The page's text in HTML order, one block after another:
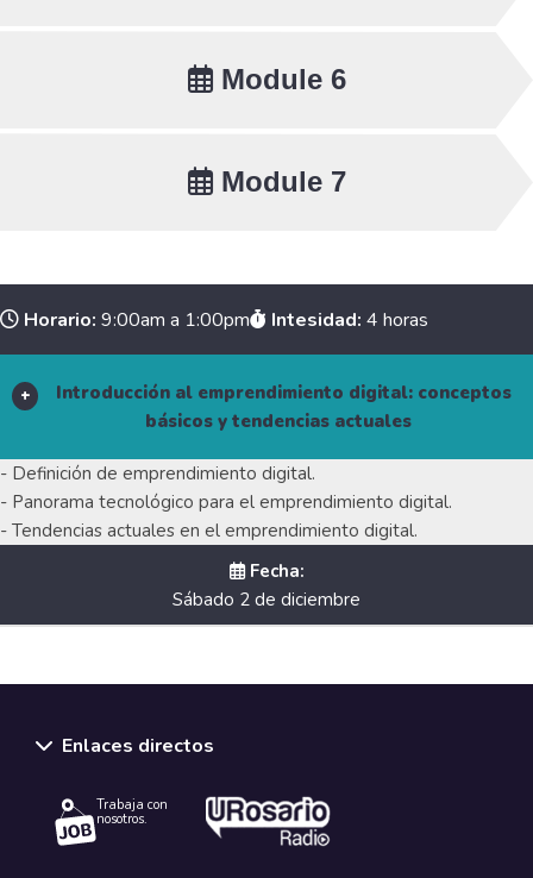
Module 6
Module 7
Horario: 9:00am a 1:00pm Intesidad: 4 horas
Introducción al emprendimiento digital: conceptos
básicos y tendencias actuales
- Definición de emprendimiento digital.
- Panorama tecnológico para el emprendimiento digital.
- Tendencias actuales en el emprendimiento digital.
Fecha:
Sábado 2 de diciembre
Enlaces directos
Trabaja con
nosotros.